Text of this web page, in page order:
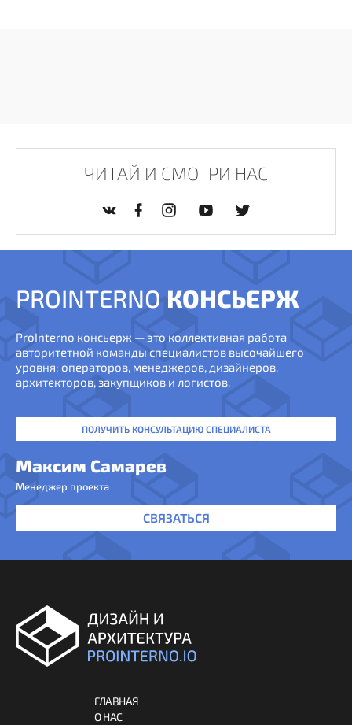
ЧИТАЙ И СМОТРИ НАС
PROINTERNO КОНСЬЕРЖ
ProInterno консьерж — это коллективная работа
авторитетной команды специалистов высочайшего
уровня: операторов, менеджеров, дизайнеров,
архитекторов, закупщиков и логистов.
ПОЛУЧИТЬ КОНСУЛЬТАЦИЮ СПЕЦИАЛИСТА
Максим Самарев
Менеджер проекта
СВЯЗАТЬСЯ
ГЛАВНАЯ
О НАС